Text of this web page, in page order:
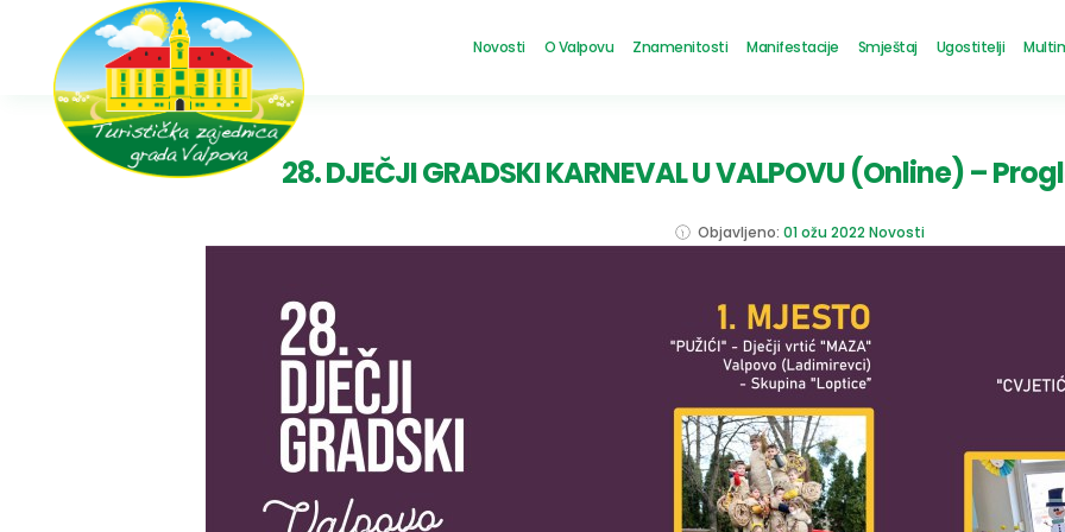
Novosti O Valpovu Znamenitosti Manifestacije Smještaj Ugostitelji
28. DJEČJI GRADSKI KARNEVAL U VALPOVU (Online) –
Objavljeno: 01 ožu 2022 Novosti